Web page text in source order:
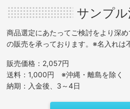
サンプ
商品選定にあたってご検討をより深
の販売を承っております。※名入れは
販売価格：2,057円
送料：1,000円 ※沖縄・離島を除く
納期：入金後、3～4日